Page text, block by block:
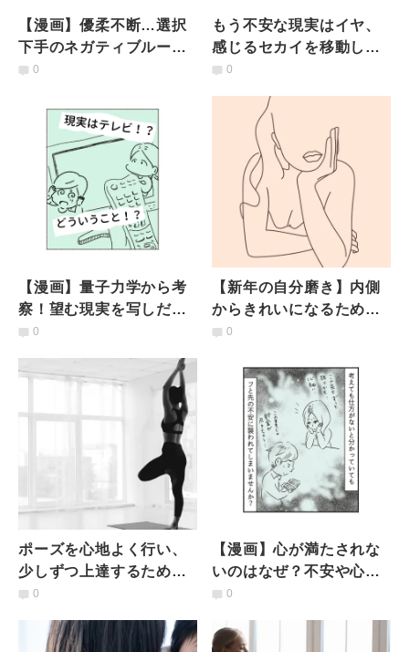
【漫画】優柔不断…選択
下手のネガティブループ
から抜け出そう「後悔し
0
もう不安な現実はイヤ、
感じるセカイを移動しよ
う〜パラレルワールドは
0
【漫画】量子力学から考
察！望む現実を写しだし
ませんか〜現実はテレビ
た！？〜
0
【新年の自分磨き】内側
からきれいになるための3
つのヨガ的アプローチ
0
ポーズを心地よく行い、
少しずつ上達するために
手放したい3つの気持ち
0
【漫画】心が満たされな
いのはなぜ？不安や心配
の緩和「今ここ」のワー
整える
0